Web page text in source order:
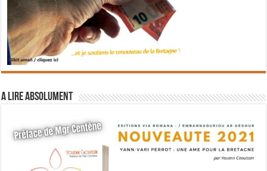
A lire absolument